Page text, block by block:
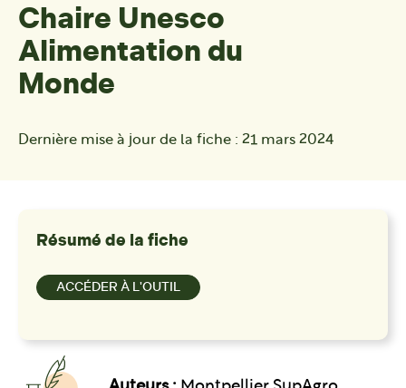
Chaire Unesco
Alimentation du
Monde
Dernière mise à jour de la fiche : 21 mars 2024
Résumé de la fiche
ACCÉDER À L'OUTIL